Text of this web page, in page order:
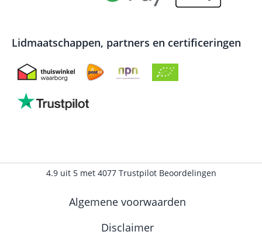
Lidmaatschappen, partners en certificeringen
Algemene voorwaarden
Disclaimer
4.9uit 5met 4077Trustpilot Beoordelingen